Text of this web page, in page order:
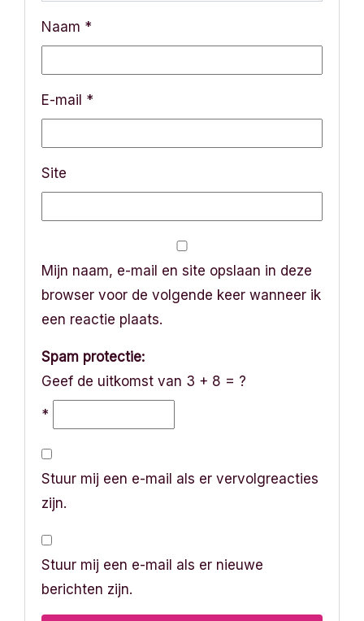
Naam *
E-mail *
Site
Mijn naam, e-mail en site opslaan in deze
browser voor de volgende keer wanneer ik
een reactie plaats.
Spam protectie:
Geef de uitkomst van 3 + 8 = ?
*
Stuur mij een e-mail als er vervolgreacties
zijn.
Stuur mij een e-mail als er nieuwe
berichten zijn.